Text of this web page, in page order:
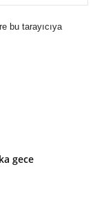
bu tarayıcıya
gece